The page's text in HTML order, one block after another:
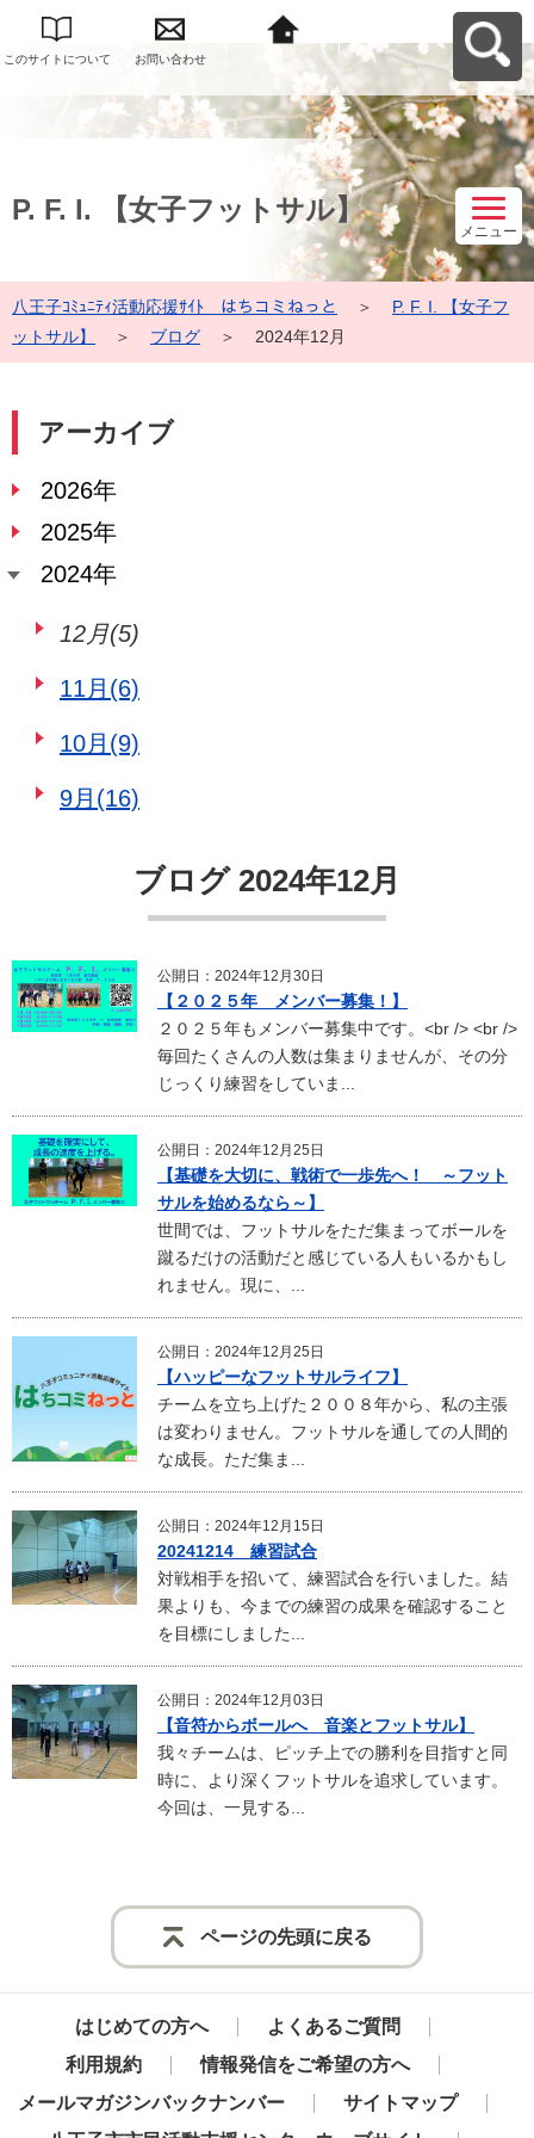
このサイトについて お問い合わせ
援ｻｲﾄ はちコミねっ
P. F. I. 【女子フットサル】
メニュー
八王子ｺﾐｭﾆﾃｨ活動応援ｻｲﾄ はちコミねっと ＞
P. F. I. 【女子フ
ットサル】
＞ ブログ ＞ 2024年12月
ブログ 2024年12月
公開日：2024年12月30日
【２０２５年 メンバー募集！】
２０２５年もメンバー募集中です。<br /> <br />
毎回たくさんの人数は集まりませんが、その分
じっくり練習をしていま...
公開日：2024年12月25日
【基礎を大切に、戦術で一歩先へ！ ～フット
サルを始めるなら～】
世間では、フットサルをただ集まってボールを
蹴るだけの活動だと感じている人もいるかもし
れません。現に、...
公開日：2024年12月25日
【ハッピーなフットサルライフ】
チームを立ち上げた２００８年から、私の主張
は変わりません。フットサルを通しての人間的
な成長。ただ集ま...
公開日：2024年12月15日
20241214 練習試合
対戦相手を招いて、練習試合を行いました。結
果よりも、今までの練習の成果を確認すること
を目標にしました...
公開日：2024年12月03日
【音符からボールへ 音楽とフットサル】
我々チームは、ピッチ上での勝利を目指すと同
時に、より深くフットサルを追求しています。
今回は、一見する...
アーカイブ
2026年
2025年
2024年
12月(5)
11月(6)
10月(9)
9月(16)
ページの先頭に戻る
はじめての方へ
よくあるご質問
利用規約
情報発信をご希望の方へ
メールマガジンバックナンバー
サイトマップ